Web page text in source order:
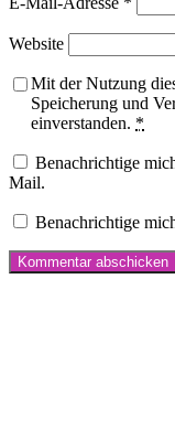
Website
Mit der Nutzung
Speicherung und
einverstanden. *
Benachrichtige
Mail.
Benachrichtige